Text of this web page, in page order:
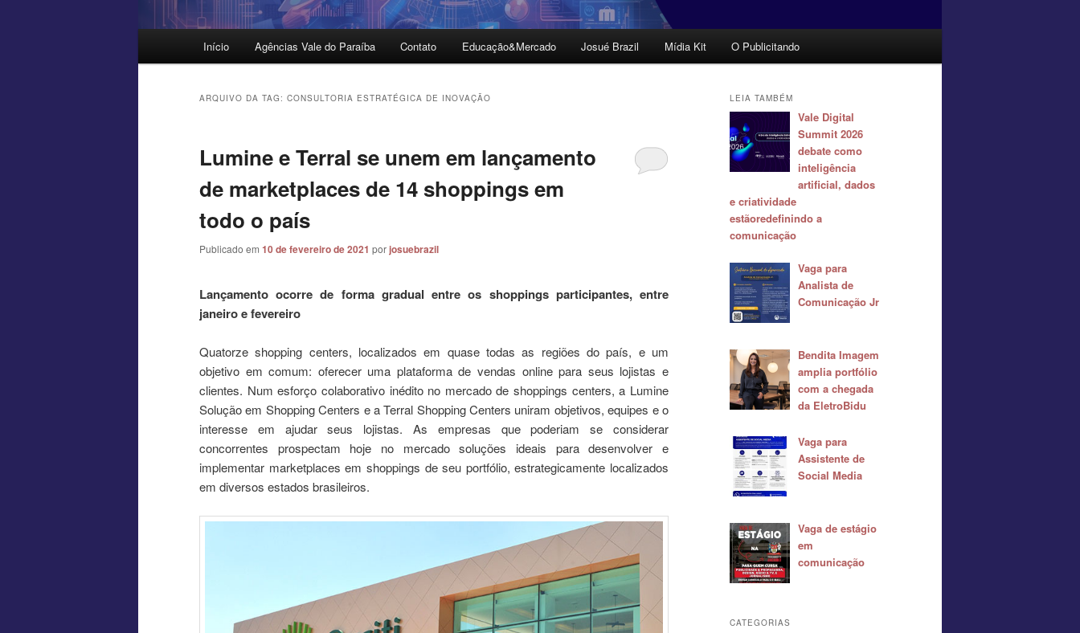
Início Agências Vale do Paraíba Contato Educação&Mercado Josué Brazil Mídia Kit O Publicitando
ARQUIVO DA TAG: CONSULTORIA ESTRATÉGICA DE INOVAÇÃO
Lumine e Terral se unem em lançamento
de marketplaces de 14 shoppings em
todo o país
Publicado em 10 de fevereiro de 2021 porjosuebrazil
Lançamento ocorre de forma gradual entre os shoppings participantes, entre
janeiro e fevereiro
Quatorze shopping centers, localizados em quase todas as regiões do país, e um
objetivo em comum: oferecer uma plataforma de vendas online para seus lojistas e
clientes. Num esforço colaborativo inédito no mercado de shoppings centers, a Lumine
Solução em Shopping Centers e a Terral Shopping Centers uniram objetivos, equipes e o
interesse em ajudar seus lojistas. As empresas que poderiam se considerar
concorrentes prospectam hoje no mercado soluções ideais para desenvolver e
implementar marketplaces em shoppings de seu portfólio, estrategicamente localizados
em diversos estados brasileiros.
LEIA TAMBÉM
Vale Digital
Summit 2026
debate como
inteligência
artificial, dados
e criatividade
estãoredefinindo a
comunicação
Vaga para
Analista de
Comunicação Jr
Bendita Imagem
amplia portfólio
com a chegada
da EletroBidu
Vaga para
Assistente de
Social Media
Vaga de estágio
em
comunicação
CATEGORIAS